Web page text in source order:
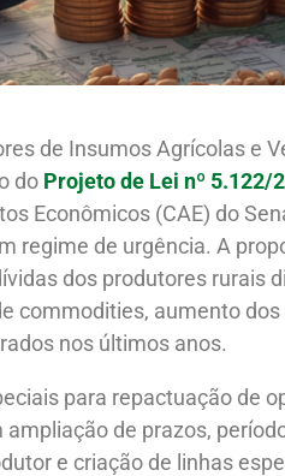
de Insumos Agrícolas e
do Projeto de Lei nº 5.122/
Econômicos (CAE) do
regime de urgência. A
dos produtores rurais
commodities, aumento
nos últimos anos.
para repactuação de
ampliação de prazos,
e criação de linhas